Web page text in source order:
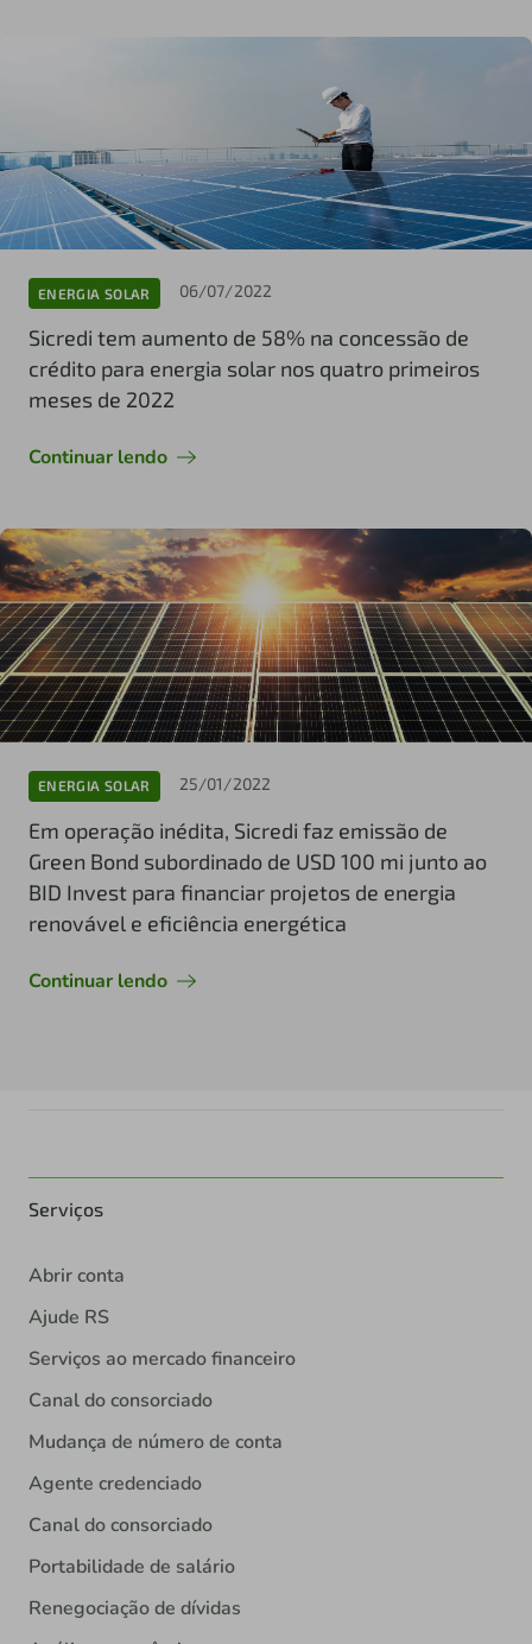
ENERGIA SOLAR 06/07/2022
Sicredi tem aumento de 58% na concessão de
crédito para energia solar nos quatro primeiros
meses de 2022
Continuar lendo
ENERGIA SOLAR 25/01/2022
Em operação inédita, Sicredi faz emissão de
Green Bond subordinado de USD 100 mi junto ao
BID Invest para financiar projetos de energia
renovável e eficiência energética
Continuar lendo
Serviços
Abrir conta
Ajude RS
Serviços ao mercado financeiro
Canal do consorciado
Mudança de número de conta
Agente credenciado
Canal do consorciado
Portabilidade de salário
Renegociação de dívidas